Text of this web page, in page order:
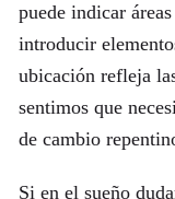
puede indicar
introducir
ubicación refleja
sentimos que
de cambio
Si en el sueño